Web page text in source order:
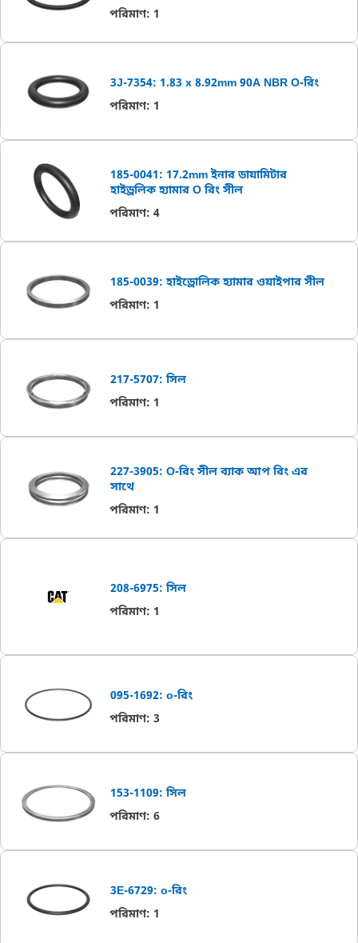
পরিমাণ: 1
3J-7354: 1.83 x 8.92mm 90A NBR O-রিং
পরিমাণ: 1
185-0041: 17.2mm ইনার ডায়ামিটার
হাইড্রলিক হ্যামার O রিং সীল
পরিমাণ: 4
185-0039: হাইড্রোলিক হ্যামার ওয়াইপার সীল
পরিমাণ: 1
217-5707: সিল
পরিমাণ: 1
227-3905: O-রিং সীল ব্যাক আপ রিং এর
সাথে
পরিমাণ: 1
208-6975: সিল
পরিমাণ: 1
095-1692: o-রিং
পরিমাণ: 3
153-1109: সিল
পরিমাণ: 6
3E-6729: o-রিং
পরিমাণ: 1